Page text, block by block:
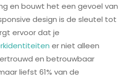
en bouwt het een gevoel van
design is de sleutel tot
ervoor dat je
er niet alleen
en betrouwbaar
liefst 61% van de